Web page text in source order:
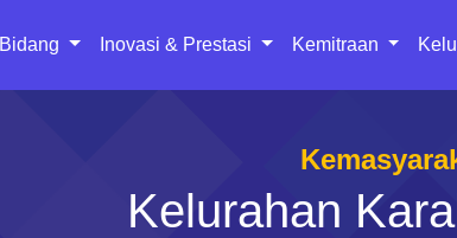
Bidang Inovasi & Prestasi Kemitraan
Kelurahan